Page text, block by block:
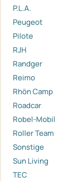
P.L.A.
Peugeot
Pilote
RJH
Randger
Reimo
Rhön Camp
Roadcar
Robel-Mobil
Roller Team
Sonstige
Sun Living
TEC